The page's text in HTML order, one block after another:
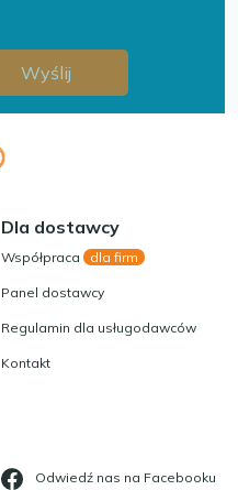
Dla dostawcy
Współpraca dla firm
Panel dostawcy
Regulamin dla usługodawców
Kontakt
Odwiedź nas na Facebooku